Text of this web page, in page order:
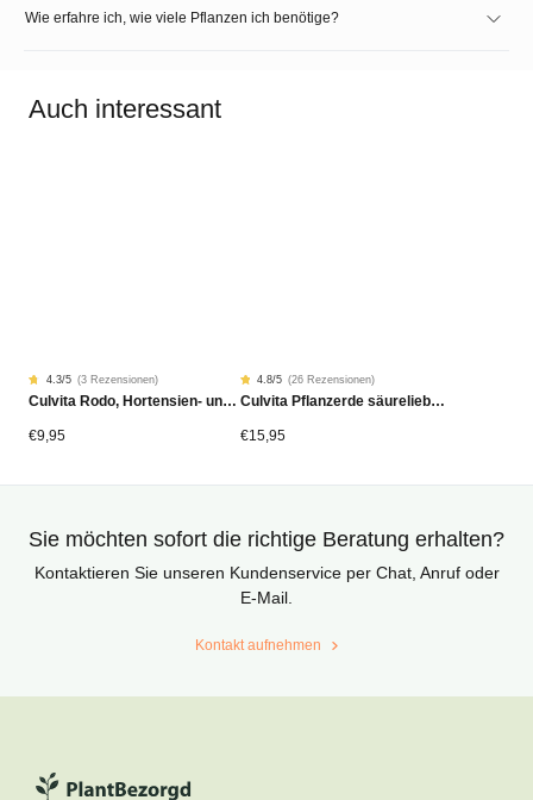
Wie erfahre ich, wie viele Pflanzen ich benötige?
Auch interessant
Rated
4.33
von
3
Kundenstimmen
4.3/5 (3 Rezensionen)
Culvita Rodo, Hortensien- und Azaleen-Dünger 1,5 kg
€9,95
Rated
4.81
von
26
Kundenstimmen
4.8/5 (26 Rezensionen)
Culvita Pflanzerde säureliebende Pflanzen Bio 40 Liter
€15,95
Sie möchten sofort die richtige Beratung erhalten?
Kontaktieren Sie unseren Kundenservice per Chat, Anruf oder
E-Mail.
Kontakt aufnehmen